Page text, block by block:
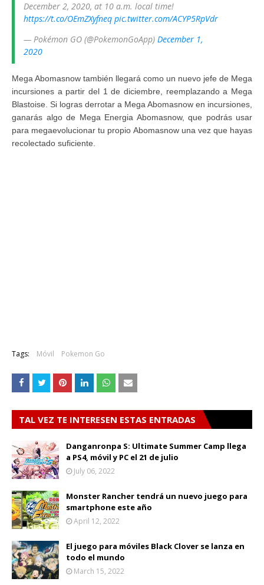
December 2, 2020, at 10 a.m. local time!
https://t.co/OEmZXyfneq pic.twitter.com/ACYP5RpVdr
— Pokémon GO (@PokemonGoApp) December 1,
2020
Mega Abomasnow también llegará como un nuevo jefe de Mega
incursiones a partir del 1 de diciembre, reemplazando a Mega
Blastoise. Si logras derrotar a Mega Abomasnow en incursiones,
ganarás algo de Mega Energia Abomasnow, que podrás usar
para megaevolucionar tu propio Abomasnow una vez que hayas
recolectado suficiente.
Tags: Móvil Pokemon Go
TAL VEZ TE INTERESEN ESTAS ENTRADAS
Danganronpa S: Ultimate Summer Camp llega
a PS4, móvil y PC el 21 de julio
July 06, 2022
Monster Rancher tendrá un nuevo juego para
smartphone este año
April 12, 2022
El juego para móviles Black Clover se lanza en
todo el mundo
March 15, 2022